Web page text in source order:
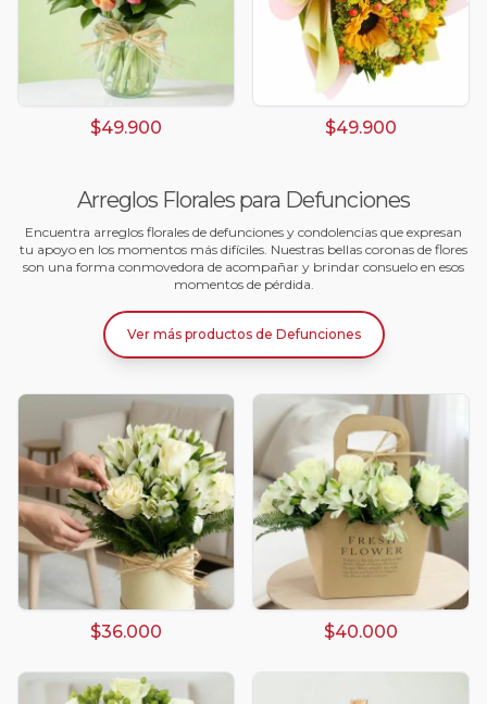
$49.900 $49.900
Arreglos Florales para Defunciones
Encuentra arreglos florales de defunciones y condolencias que expresan
tu apoyo en los momentos más difíciles. Nuestras bellas coronas de flores
son una forma conmovedora de acompañar y brindar consuelo en esos
momentos de pérdida.
Ver más productos de Defunciones
$36.000 $40.000